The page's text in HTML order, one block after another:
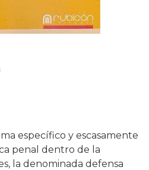
específico y escasamente
penal dentro de la
la denominada defensa